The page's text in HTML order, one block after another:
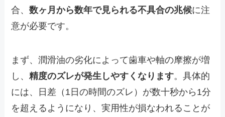
合、数ヶ月から数年で見られる不具合の兆候に注
意が必要です。
まず、潤滑油の劣化によって歯車や軸の摩擦が増
し、精度のズレが発生しやすくなります。具体的
には、日差（1日の時間のズレ）が数十秒から1分
を超えるようになり、実用性が損なわれることが